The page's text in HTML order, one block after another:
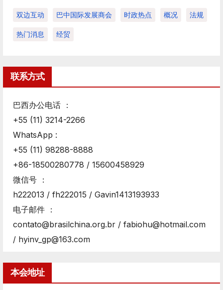
双边互动 巴中国际发展商会 时政热点 概况 法规
热门消息 经贸
联系方式
巴西办公电话 ：
+55 (11) 3214-2266
WhatsApp :
+55 (11) 98288-8888
+86-18500280778 / 15600458929
微信号 ：
h222013 / fh222015 / Gavin1413193933
电子邮件 ：
contato@brasilchina.org.br / fabiohu@hotmail.com
/ hyinv_gp@163.com
本会地址